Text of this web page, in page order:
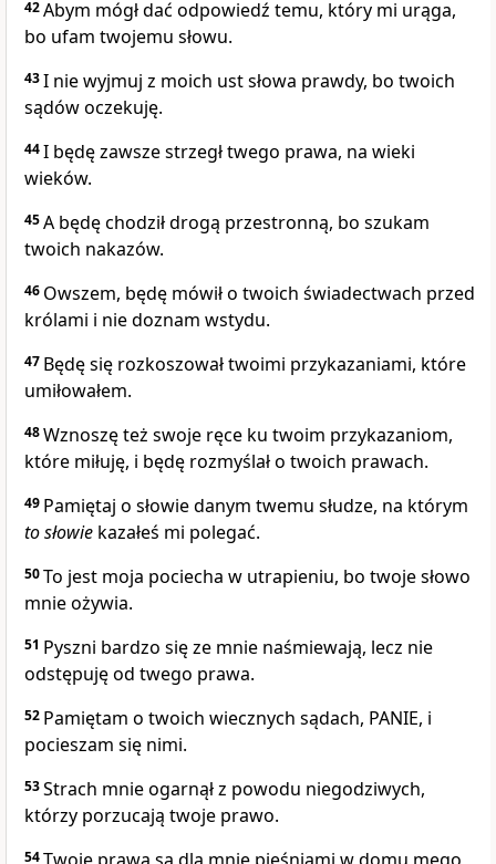
42Abym mógł dać odpowiedź temu, który mi urąga,
bo ufam twojemu słowu.
43I nie wyjmuj z moich ust słowa prawdy, bo twoich
sądów oczekuję.
44I będę zawsze strzegł twego prawa, na wieki
wieków.
45A będę chodził drogą przestronną, bo szukam
twoich nakazów.
46 Owszem, będę mówił o twoich świadectwach przed
królami i nie doznam wstydu.
47 Będę się rozkoszował twoimi przykazaniami, które
umiłowałem.
48Wznoszę też swoje ręce ku twoim przykazaniom,
które miłuję, i będę rozmyślał o twoich prawach.
49 Pamiętaj o słowie danym twemu słudze, na którym
tosłowie kazałeś mi polegać.
50To jest moja pociecha w utrapieniu, bo twoje słowo
mnie ożywia.
51 Pyszni bardzo się ze mnie naśmiewają, lecz nie
odstępuję od twego prawa.
52 Pamiętam o twoich wiecznych sądach, PANIE, i
pocieszam się nimi.
53Strach mnie ogarnął z powodu niegodziwych,
którzy porzucają twoje prawo.
54